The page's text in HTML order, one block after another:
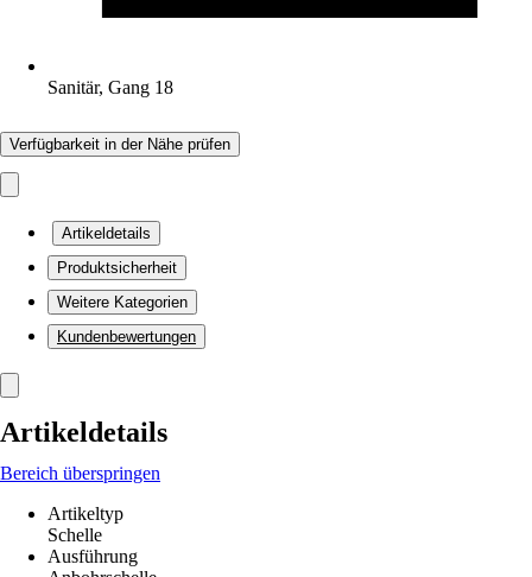
Sanitär, Gang 18
Verfügbarkeit in der Nähe prüfen
Artikeldetails
Produktsicherheit
Weitere Kategorien
Kundenbewertungen
Artikeldetails
Bereich überspringen
Artikeltyp
Schelle
Ausführung